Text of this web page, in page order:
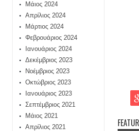
Μάιος 2024
Απρίλιος 2024
Μάρτιος 2024
Φεβρουάριος 2024
Ιανουάριος 2024
Δεκέμβριος 2023
Νοέμβριος 2023
Οκτώβριος 2023
Ιανουάριος 2023
Σεπτέμβριος 2021
Μάιος 2021
Απρίλιος 2021